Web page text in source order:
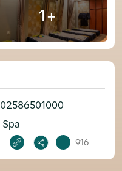
1+
02586501000
Spa
916